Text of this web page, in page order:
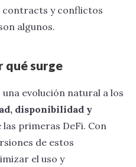
contracts y conflictos
algunos.
qué surge
evolución natural a los
disponibilidad y
las primeras DeFi. Con
de estos
el uso y